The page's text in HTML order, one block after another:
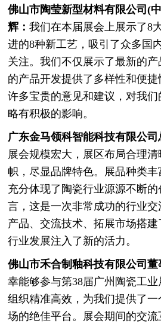
佛山市陶莹新型材料有限公司(
辉：我们在本届展会上展示了8
进的8种新工艺，吸引了众多国
关注。我们不仅展示了最新的
的产品开发提供了多样性和便
许多宝贵的意见和建议，对我
略有积极的影响。
广东金马领科智能科技有限公
展会规模宏大，展区布局合理
帜，尽显品牌特色。展品种类丰
充分体现了陶瓷行业源源不断
言，这是一次非常成功的行业
产品、交流技术、拓展市场搭
行业发展注入了新的活力。
佛山市禾合制釉科技有限公司
幸能够参与第38届广州陶瓷工业
组织精准高效，为我们提供了
场的绝佳平台。展会期间的交